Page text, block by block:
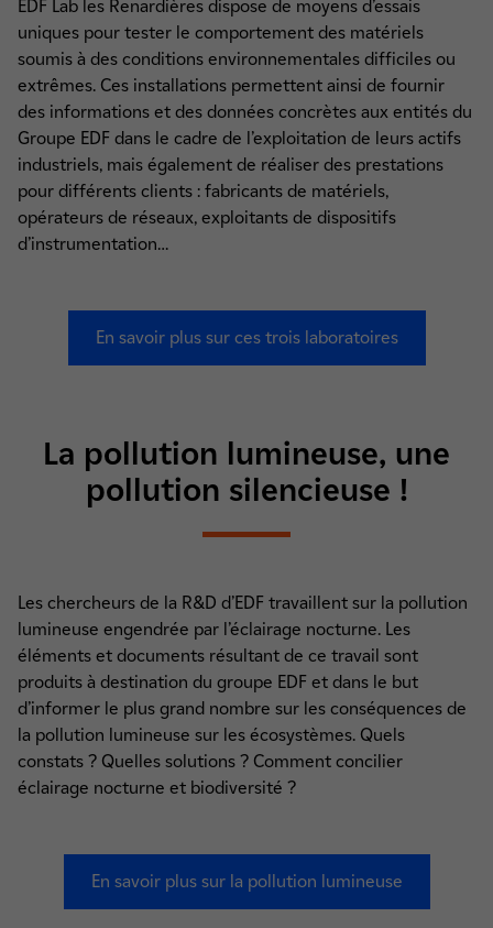
EDF Lab les Renardières dispose de moyens d’essais
uniques pour tester le comportement des matériels
soumis à des conditions environnementales difficiles ou
extrêmes. Ces installations permettent ainsi de fournir
des informations et des données concrètes aux entités du
Groupe EDF dans le cadre de l’exploitation de leurs actifs
industriels, mais également de réaliser des prestations
pour différents clients : fabricants de matériels,
opérateurs de réseaux, exploitants de dispositifs
d’instrumentation…
En savoir plus sur ces trois laboratoires
La pollution lumineuse, une
pollution silencieuse !
Les chercheurs de la R&D d’EDF travaillent sur la pollution
lumineuse engendrée par l’éclairage nocturne. Les
éléments et documents résultant de ce travail sont
produits à destination du groupe EDF et dans le but
d’informer le plus grand nombre sur les conséquences de
la pollution lumineuse sur les écosystèmes. Quels
constats ? Quelles solutions ? Comment concilier
éclairage nocturne et biodiversité ?
En savoir plus sur la pollution lumineuse